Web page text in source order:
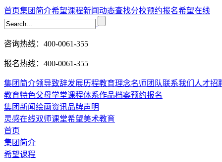
首页集团简介希望课程新闻动态查找分校预约报名希望在线
咨询热线：400-0061-355
报名热线：400-0061-355
集团简介领导致辞发展历程教育理念名师团队联系我们 人才招
教育特色父母学堂课程体系作品档案预约报名
集团新闻绘画资讯品牌声明
灵感在线双师课堂希望美术教育
首页
集团简介
希望课程